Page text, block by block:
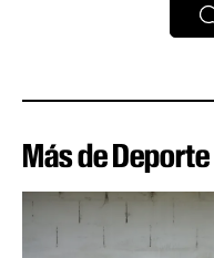
Más de Deporte